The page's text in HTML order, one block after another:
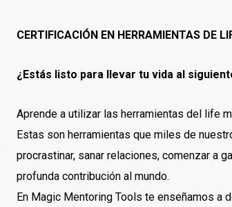
CERTIFICACIÓN EN HERRAMIENTAS DE
¿Estás listo para llevar tu vida al
Aprende a utilizar las herramientas del life
Estas son herramientas que miles de
procrastinar, sanar relaciones, comenzar a
profunda contribución al mundo.
En Magic Mentoring Tools te enseñamos a